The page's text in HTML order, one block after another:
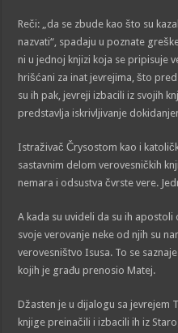
Reči: „da se zbude kao što su
nazvati“, spadaju u poznate
ni u jednoj knjizi koja se pripisuje
hrišćani za inat jevrejima, što
su ih pak, jevreji izbacili iz svojih
predstavlja iskrivljivanje
Istraživač Črysostom kao i
sastavnim delom verovesničkih
nemara i odsustva čvrste vere.
A kada su uvideli da su ih
svoje verovanje neke od njih su
verovesništvo Isusa. To se
kojih je građu prenosio Matej.
Džasten je u dijalogu sa jevrejem
knjige preinačili i izbacili ih iz